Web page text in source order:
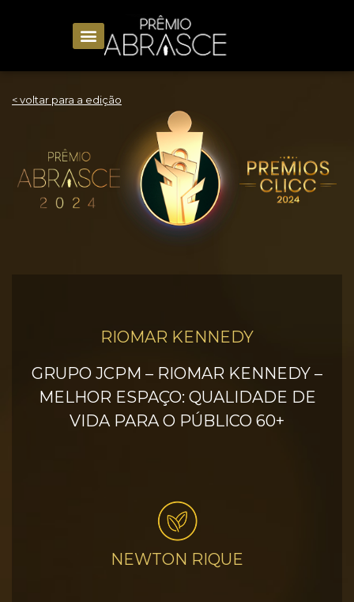
< voltar para a edição
RIOMAR KENNEDY
GRUPO JCPM – RIOMAR KENNEDY –
MELHOR ESPAÇO: QUALIDADE DE
VIDA PARA O PÚBLICO 60+
NEWTON RIQUE